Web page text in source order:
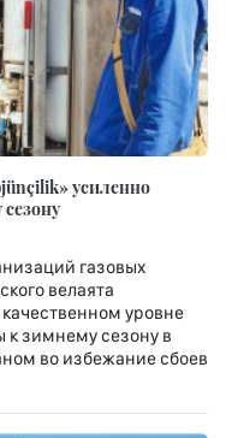
усиленно
газовых
велаята
уровне
к зимнему сезону в
во избежание сбоев